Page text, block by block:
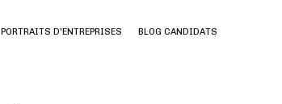
PORTRAITS D'ENTREPRISES BLOG CANDIDATS